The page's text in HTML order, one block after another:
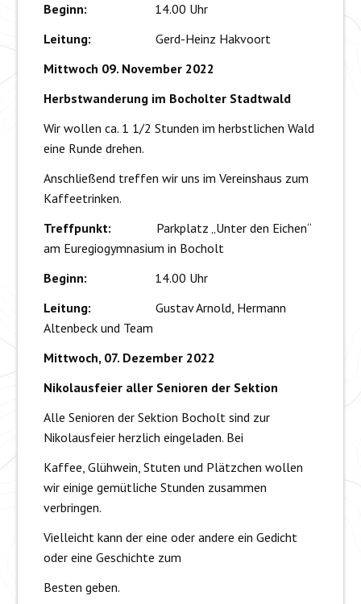
Beginn:
14.00 Uhr
Leitung:
Gerd-Heinz Hakvoort
Mittwoch 09. November 2022
Herbstwanderung im Bocholter Stadtwald
Wir wollen ca. 1 1/2 Stunden im herbstlichen Wald
eine Runde drehen.
Anschließend treffen wir uns im Vereinshaus zum
Kaffeetrinken.
Treffpunkt: Parkplatz „Unter den Eichen“
am Euregiogymnasium in Bocholt
Beginn: 14.00 Uhr
Leitung: Gustav Arnold, Hermann
Altenbeck und Team
Mittwoch, 07. Dezember 2022
Nikolausfeier aller Senioren der Sektion
Alle Senioren der Sektion Bocholt sind zur
Nikolausfeier herzlich eingeladen. Bei
Kaffee, Glühwein, Stuten und Plätzchen wollen
wir einige gemütliche Stunden zusammen
verbringen.
Vielleicht kann der eine oder andere ein Gedicht
oder eine Geschichte zum
Besten geben.